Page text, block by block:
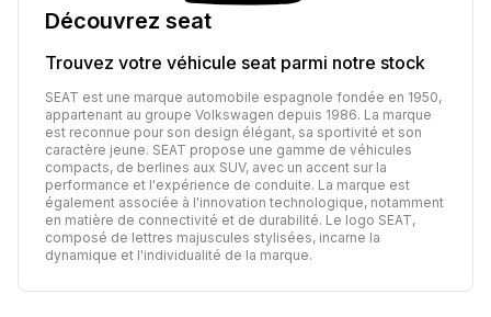
Découvrez seat
Trouvez votre véhicule seat parmi notre stock
SEAT est une marque automobile espagnole fondée en 1950,
appartenant au groupe Volkswagen depuis 1986. La marque
est reconnue pour son design élégant, sa sportivité et son
caractère jeune. SEAT propose une gamme de véhicules
compacts, de berlines aux SUV, avec un accent sur la
performance et l'expérience de conduite. La marque est
également associée à l'innovation technologique, notamment
en matière de connectivité et de durabilité. Le logo SEAT,
composé de lettres majuscules stylisées, incarne la
dynamique et l'individualité de la marque.